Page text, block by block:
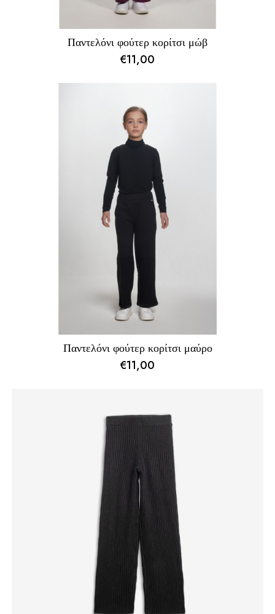
Παντελόνι φούτερ κορίτσι μώβ
€11,00
Παντελόνι φούτερ κορίτσι μαύρο
€11,00